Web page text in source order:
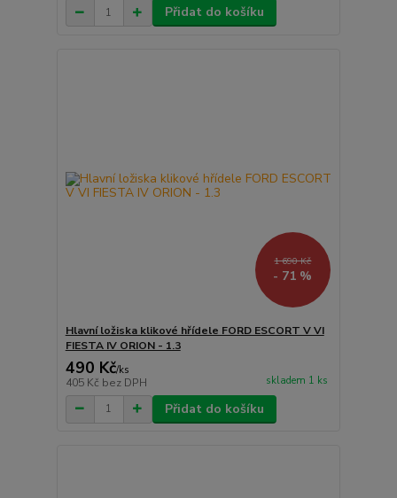
Přidat do košíku
1 690 Kč
- 71 %
Hlavní ložiska klikové hřídele FORD ESCORT V VI
FIESTA IV ORION - 1.3
490 Kč/ks
405 Kč bez DPH skladem 1 ks
Přidat do košíku